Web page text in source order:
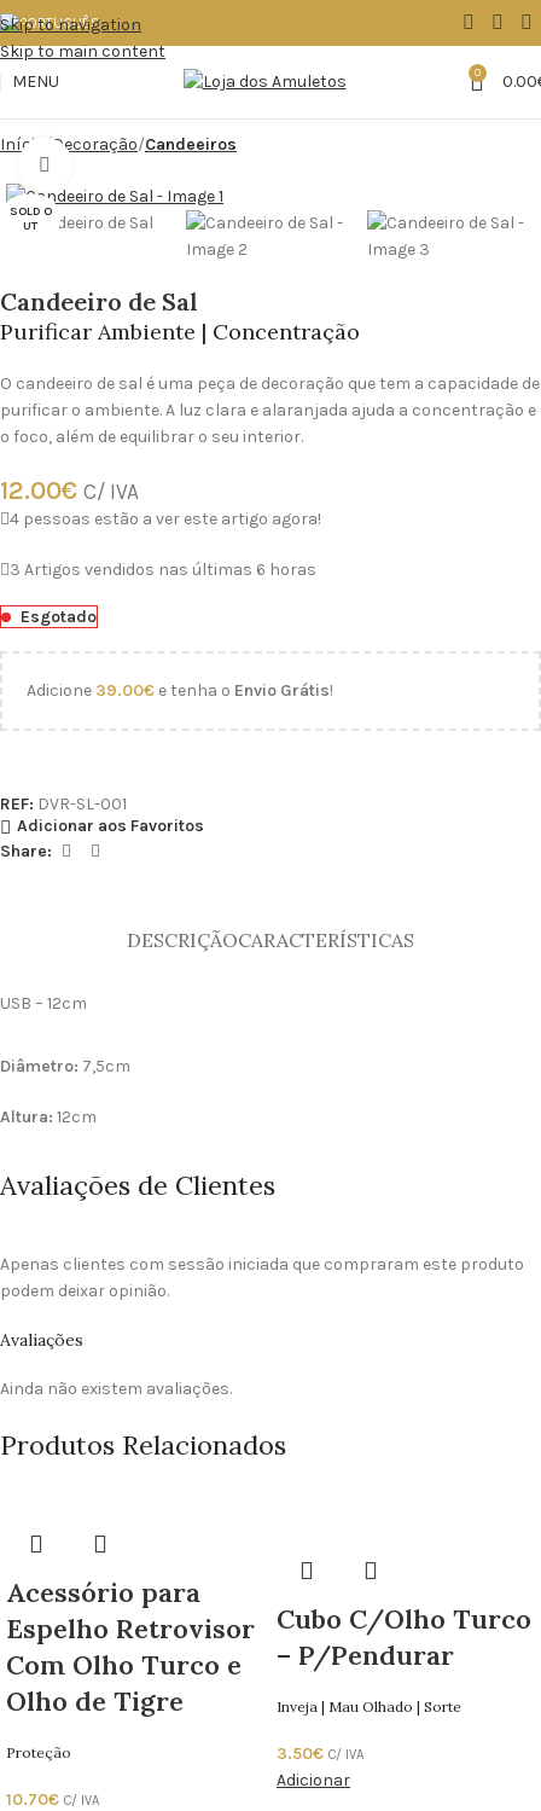
Skip to navigation
Skip to main content
MENU
0 0.00
Início Decoração Candeeiros
SOLD O
UT
Candeeiro de Sal
Purificar Ambiente | Concentração
O candeeiro de sal é uma peça de decoração que tem a capacidade de
purificar o ambiente. A luz clara e alaranjada ajuda a concentração e
o foco, além de equilibrar o seu interior.
12.00€ C/ IVA
4 pessoas estão a ver este artigo agora!
3 Artigos vendidos nas últimas 6 horas
Esgotado
Adicione 39.00€ e tenha o Envio Grátis!
REF: DVR-SL-001
Adicionar aos Favoritos
Share:
DESCRIÇÃOCARACTERÍSTICAS
USB – 12cm
Diâmetro: 7,5cm
Altura: 12cm
Avaliações de Clientes
Avaliações
Ainda não existem avaliações.
Apenas clientes com sessão iniciada que compraram este produto
podem deixar opinião.
Produtos Relacionados
Acessório para
Espelho Retrovisor
Com Olho Turco e
Olho de Tigre
Proteção
10.70€ C/ IVA
Cubo C/Olho Turco
– P/Pendurar
Inveja | Mau Olhado | Sorte
3.50€ C/ IVA
Adicionar